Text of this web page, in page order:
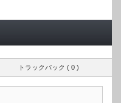
トラックバック ( 0 )